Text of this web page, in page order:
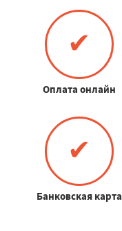
✔
Оплата онлайн
✔
Банковская карта